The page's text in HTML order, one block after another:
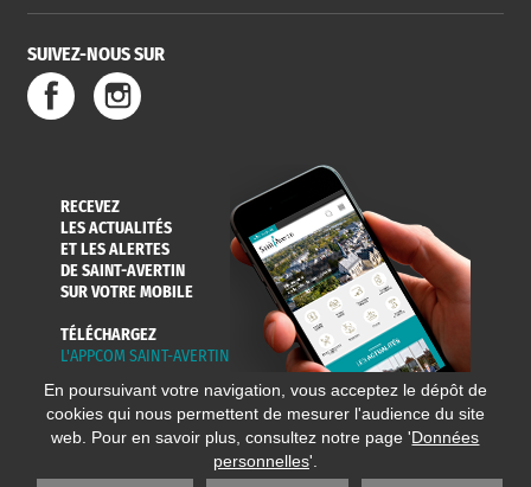
SERVICE
DE L'EAU
SUIVEZ-NOUS SUR
RECEVEZ
LES ACTUALITÉS
ET LES ALERTES
DE SAINT-AVERTIN
SUR VOTRE MOBILE
TÉLÉCHARGEZ
L'APPCOM SAINT-AVERTIN
En poursuivant votre navigation, vous acceptez le dépôt de
cookies qui nous permettent de mesurer l'audience du site
web. Pour en savoir plus, consultez notre page 'Données
personnelles'.